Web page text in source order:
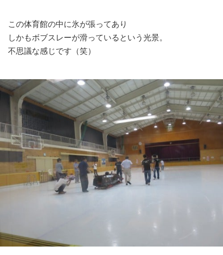
この体育館の中に氷が張ってあり
しかもボブスレーが滑っているという光景。
不思議な感じです（笑）